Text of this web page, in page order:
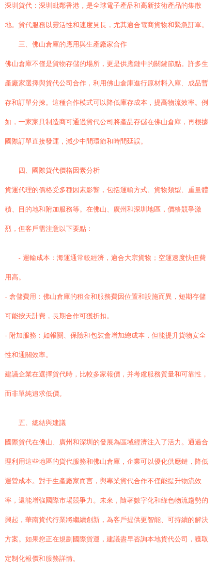
深圳貨代：深圳毗鄰香港，是全球電子產品和高新技術產品的集散
地。貨代服務以靈活性和速度見長，尤其適合電商貨物和緊急訂單。
三、佛山倉庫的應用與生產廠家合作
佛山倉庫不僅是貨物存儲的場所，更是供應鏈中的關鍵節點。許多生
產廠家選擇與貨代公司合作，利用佛山倉庫進行原材料入庫、成品暫
存和訂單分揀。這種合作模式可以降低庫存成本，提高物流效率。例
如，一家家具制造商可通過貨代公司將產品存儲在佛山倉庫，再根據
國際訂單直接發運，減少中間環節和時間延誤。
四、國際貨代價格因素分析
貨運代理的價格受多種因素影響，包括運輸方式、貨物類型、重量體
積、目的地和附加服務等。在佛山、廣州和深圳地區，價格競爭激
烈，但客戶需注意以下要點：
- 運輸成本：海運通常較經濟，適合大宗貨物；空運速度快但費
用高。
- 倉儲費用：佛山倉庫的租金和服務費因位置和設施而異，短期存儲
可能按天計費，長期合作可獲折扣。
- 附加服務：如報關、保險和包裝會增加總成本，但能提升貨物安全
性和通關效率。
建議企業在選擇貨代時，比較多家報價，并考慮服務質量和可靠性，
而非單純追求低價。
五、總結與建議
國際貨代在佛山、廣州和深圳的發展為區域經濟注入了活力。通過合
理利用這些地區的貨代服務和佛山倉庫，企業可以優化供應鏈，降低
運營成本。對于生產廠家而言，與專業貨代合作不僅能提升物流效
率，還能增強國際市場競爭力。未來，隨著數字化和綠色物流趨勢的
興起，華南貨代行業將繼續創新，為客戶提供更智能、可持續的解決
方案。如果您正在規劃國際貨運，建議盡早咨詢本地貨代公司，獲取
定制化報價和服務詳情。